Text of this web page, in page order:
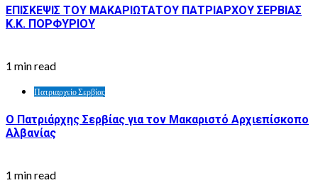
ΕΠΙΣΚΕΨΙΣ ΤΟΥ ΜΑΚΑΡΙΩΤΑΤΟΥ ΠΑΤΡΙΑΡΧΟΥ ΣΕΡΒΙΑΣ
Κ.Κ. ΠΟΡΦΥΡΙΟΥ
1 min read
Πατριαρχείο Σερβίας
Ο Πατριάρχης Σερβίας για τον Μακαριστό Αρχιεπίσκοπο
Αλβανίας
1 min read